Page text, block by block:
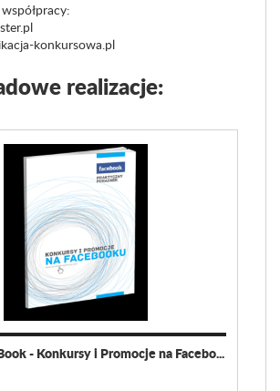
konkursowa.pl
realizacje:
- Konkursy i Promocje na Facebo...